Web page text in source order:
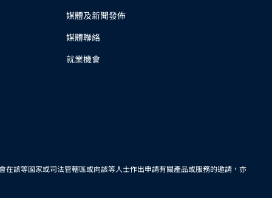
媒體及新聞發佈
媒體聯絡
就業機會
該等國家或司法管轄區或向該等人士作出申請有關產品或服務的邀請，亦